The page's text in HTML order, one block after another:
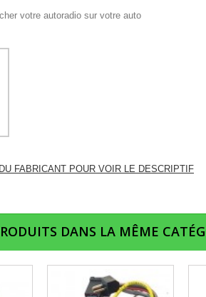
votre autoradio sur votre auto
FABRICANT POUR VOIR LE DESCRIPTIF
DANS LA MÊME